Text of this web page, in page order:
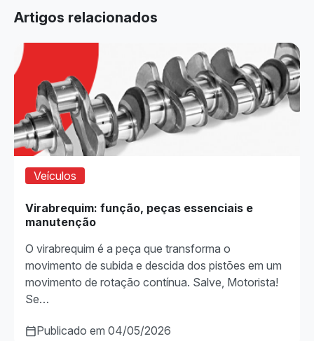
Artigos relacionados
Veículos
Virabrequim: função, peças essenciais e
manutenção
O virabrequim é a peça que transforma o
movimento de subida e descida dos pistões em um
movimento de rotação contínua. Salve, Motorista!
Se…
Publicado em 04/05/2026